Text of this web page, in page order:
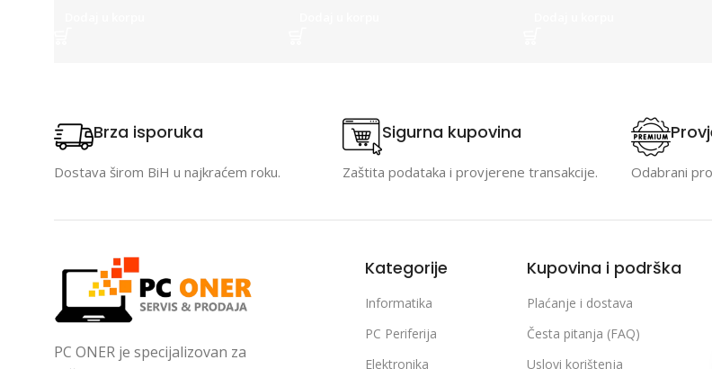
Brza isporuka
Dostava širom BiH u najkraćem roku.
Sigurna kupovina
Zaštita podataka i provjerene transakcije. Odabrani
PC ONER je specijalizovan za
Kategorije
Informatika
PC Periferija
Elektronika
Kupovina i podrška
Plaćanje i dostava
Česta pitanja (FAQ)
Uslovi korištenja